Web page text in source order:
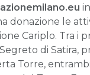
donazione le
Cariplo. Tra i
di Satira,
Torre,